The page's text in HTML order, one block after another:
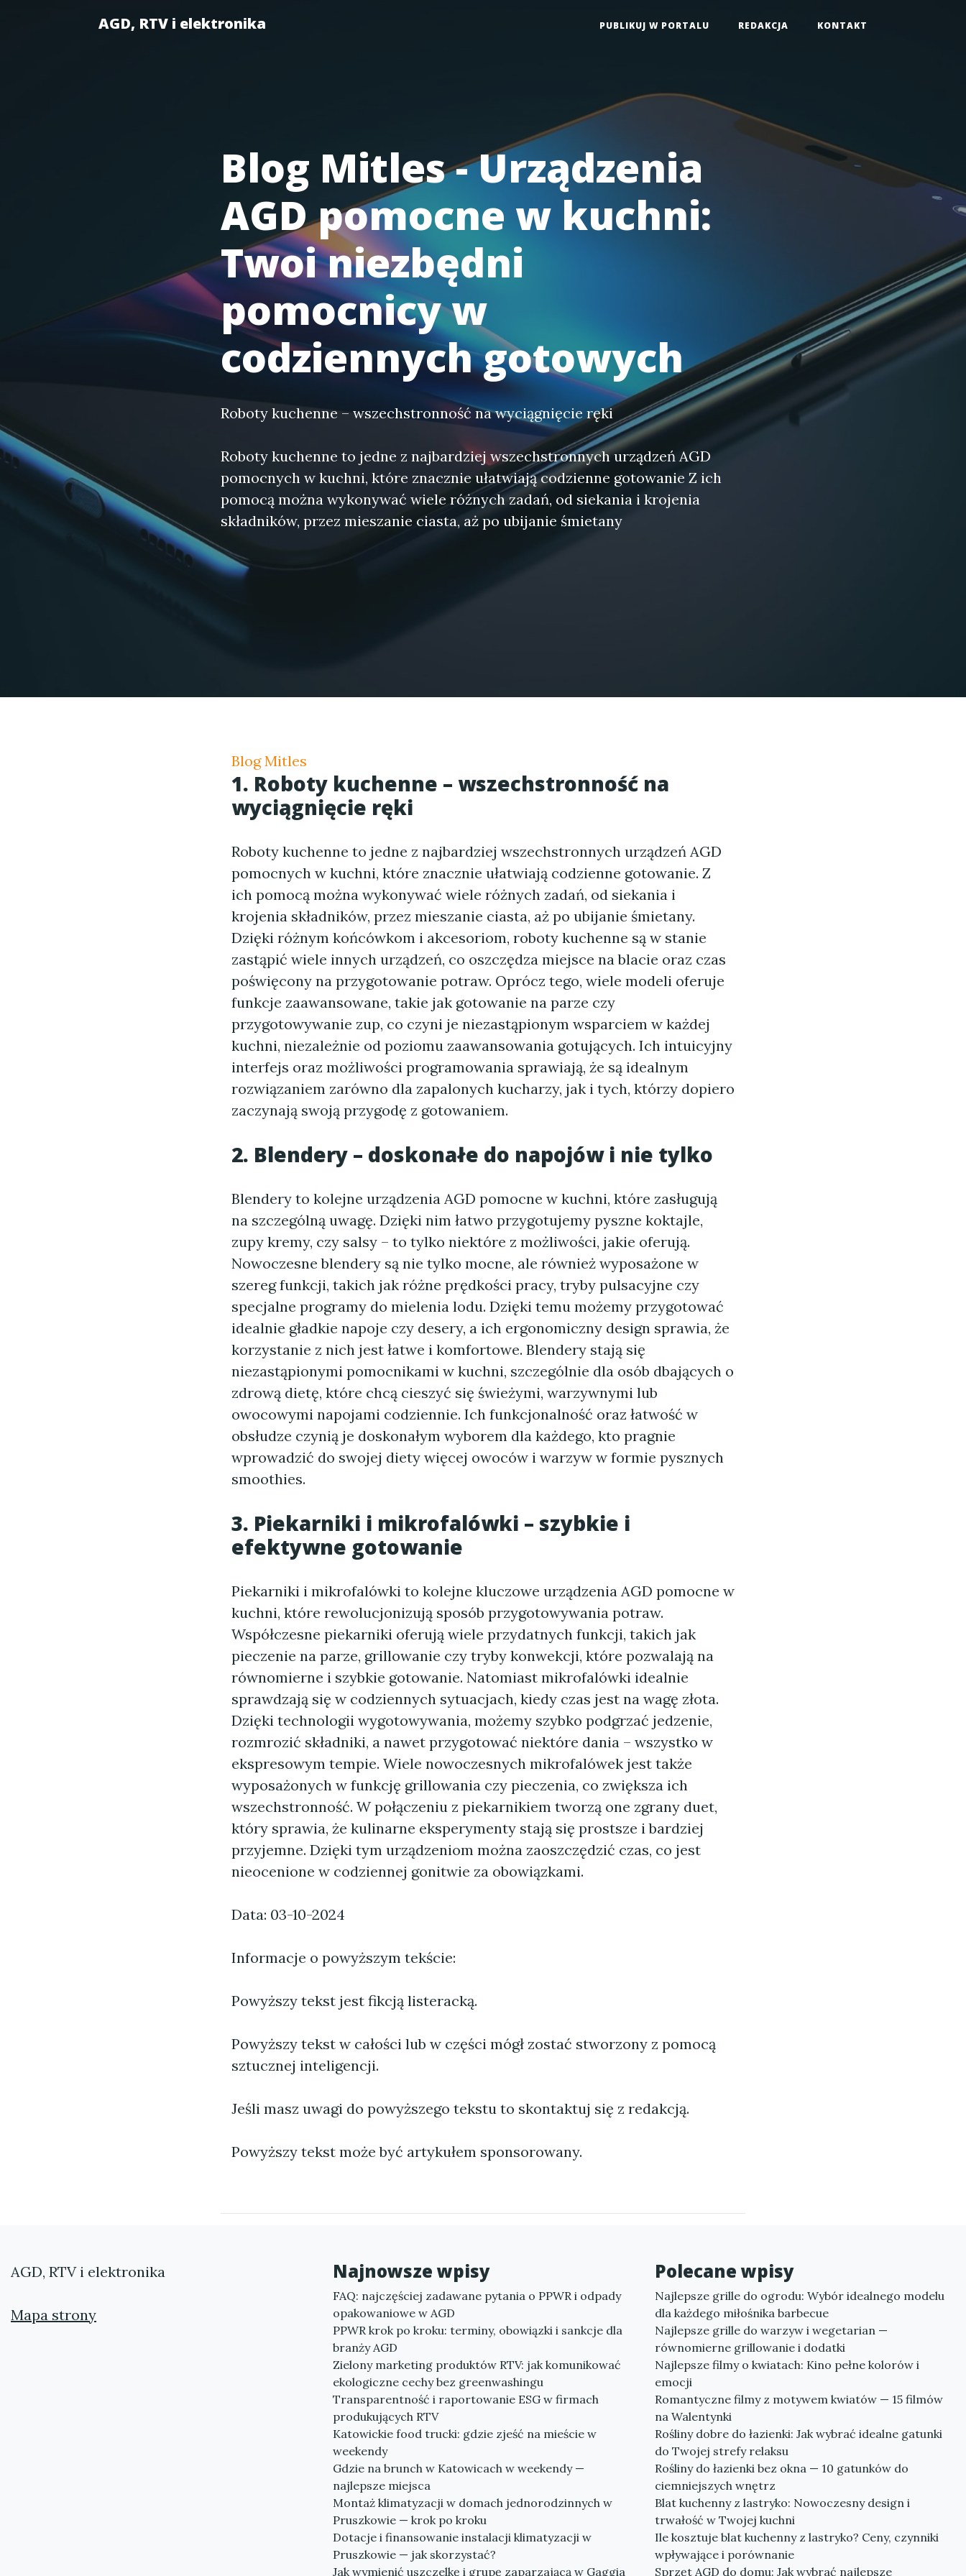
AGD, RTV i elektronika PUBLIKUJ W PORTALU REDAKCJA KONTAKT
Blog Mitles - Urządzenia
AGD pomocne w kuchni:
Twoi niezbędni
pomocnicy w
codziennych gotowych
Roboty kuchenne – wszechstronność na wyciągnięcie ręki
Roboty kuchenne to jedne z najbardziej wszechstronnych urządzeń AGD
pomocnych w kuchni, które znacznie ułatwiają codzienne gotowanie Z ich
pomocą można wykonywać wiele różnych zadań, od siekania i krojenia
składników, przez mieszanie ciasta, aż po ubijanie śmietany
Blog Mitles
1. Roboty kuchenne – wszechstronność na
wyciągnięcie ręki
Roboty kuchenne to jedne z najbardziej wszechstronnych urządzeń AGD
pomocnych w kuchni, które znacznie ułatwiają codzienne gotowanie. Z
ich pomocą można wykonywać wiele różnych zadań, od siekania i
krojenia składników, przez mieszanie ciasta, aż po ubijanie śmietany.
Dzięki różnym końcówkom i akcesoriom, roboty kuchenne są w stanie
zastąpić wiele innych urządzeń, co oszczędza miejsce na blacie oraz czas
poświęcony na przygotowanie potraw. Oprócz tego, wiele modeli oferuje
funkcje zaawansowane, takie jak gotowanie na parze czy
przygotowywanie zup, co czyni je niezastąpionym wsparciem w każdej
kuchni, niezależnie od poziomu zaawansowania gotujących. Ich intuicyjny
interfejs oraz możliwości programowania sprawiają, że są idealnym
rozwiązaniem zarówno dla zapalonych kucharzy, jak i tych, którzy dopiero
zaczynają swoją przygodę z gotowaniem.
2. Blendery – doskonałe do napojów i nie tylko
Blendery to kolejne urządzenia AGD pomocne w kuchni, które zasługują
na szczególną uwagę. Dzięki nim łatwo przygotujemy pyszne koktajle,
zupy kremy, czy salsy – to tylko niektóre z możliwości, jakie oferują.
Nowoczesne blendery są nie tylko mocne, ale również wyposażone w
szereg funkcji, takich jak różne prędkości pracy, tryby pulsacyjne czy
specjalne programy do mielenia lodu. Dzięki temu możemy przygotować
idealnie gładkie napoje czy desery, a ich ergonomiczny design sprawia, że
korzystanie z nich jest łatwe i komfortowe. Blendery stają się
niezastąpionymi pomocnikami w kuchni, szczególnie dla osób dbających o
zdrową dietę, które chcą cieszyć się świeżymi, warzywnymi lub
owocowymi napojami codziennie. Ich funkcjonalność oraz łatwość w
obsłudze czynią je doskonałym wyborem dla każdego, kto pragnie
wprowadzić do swojej diety więcej owoców i warzyw w formie pysznych
smoothies.
3. Piekarniki i mikrofalówki – szybkie i
efektywne gotowanie
Piekarniki i mikrofalówki to kolejne kluczowe urządzenia AGD pomocne w
kuchni, które rewolucjonizują sposób przygotowywania potraw.
Współczesne piekarniki oferują wiele przydatnych funkcji, takich jak
pieczenie na parze, grillowanie czy tryby konwekcji, które pozwalają na
równomierne i szybkie gotowanie. Natomiast mikrofalówki idealnie
sprawdzają się w codziennych sytuacjach, kiedy czas jest na wagę złota.
Dzięki technologii wygotowywania, możemy szybko podgrzać jedzenie,
rozmrozić składniki, a nawet przygotować niektóre dania – wszystko w
ekspresowym tempie. Wiele nowoczesnych mikrofalówek jest także
wyposażonych w funkcję grillowania czy pieczenia, co zwiększa ich
wszechstronność. W połączeniu z piekarnikiem tworzą one zgrany duet,
który sprawia, że kulinarne eksperymenty stają się prostsze i bardziej
przyjemne. Dzięki tym urządzeniom można zaoszczędzić czas, co jest
nieocenione w codziennej gonitwie za obowiązkami.
Data: 03-10-2024
Informacje o powyższym tekście:
Powyższy tekst jest fikcją listeracką.
Powyższy tekst w całości lub w części mógł zostać stworzony z pomocą
sztucznej inteligencji.
Jeśli masz uwagi do powyższego tekstu to skontaktuj się z redakcją.
Powyższy tekst może być artykułem sponsorowany.
AGD, RTV i elektronika
Mapa strony
Najnowsze wpisy
FAQ: najczęściej zadawane pytania o PPWR i odpady
opakowaniowe w AGD
PPWR krok po kroku: terminy, obowiązki i sankcje dla
branży AGD
Zielony marketing produktów RTV: jak komunikować
ekologiczne cechy bez greenwashingu
Transparentność i raportowanie ESG w firmach
produkujących RTV
Katowickie food trucki: gdzie zjeść na mieście w
weekendy
Gdzie na brunch w Katowicach w weekendy —
najlepsze miejsca
Montaż klimatyzacji w domach jednorodzinnych w
Pruszkowie — krok po kroku
Dotacje i finansowanie instalacji klimatyzacji w
Pruszkowie — jak skorzystać?
Jak wymienić uszczelkę i grupę zaparzającą w Gaggia
Polecane wpisy
Najlepsze grille do ogrodu: Wybór idealnego modelu
dla każdego miłośnika barbecue
Najlepsze grille do warzyw i wegetarian —
równomierne grillowanie i dodatki
Najlepsze filmy o kwiatach: Kino pełne kolorów i
emocji
Romantyczne filmy z motywem kwiatów — 15 filmów
na Walentynki
Rośliny dobre do łazienki: Jak wybrać idealne gatunki
do Twojej strefy relaksu
Rośliny do łazienki bez okna — 10 gatunków do
ciemniejszych wnętrz
Blat kuchenny z lastryko: Nowoczesny design i
trwałość w Twojej kuchni
Ile kosztuje blat kuchenny z lastryko? Ceny, czynniki
wpływające i porównanie
Sprzęt AGD do domu: Jak wybrać najlepsze